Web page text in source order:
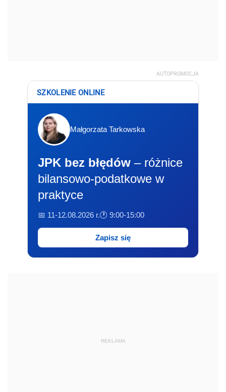
AUTOPROMOCJA
SZKOLENIE ONLINE
Małgorzata Tarkowska
JPK bez błędów – różnice
bilansowo-podatkowe w
praktyce
📅 11-12.08.2026 r.🕐 9:00-15:00
Zapisz się
REKLAMA